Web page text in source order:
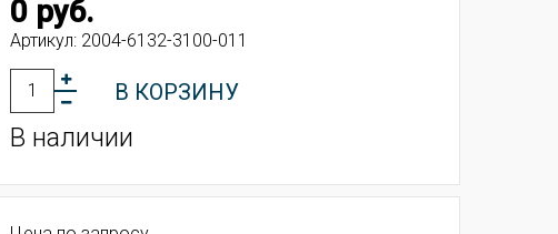
0 руб.
Артикул: 2004-6132-3100-011
В КОРЗИНУ
В наличии